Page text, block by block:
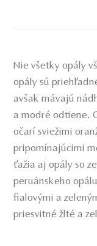
Nie všetky opály
opály sú
avšak mávajú
a modré odtiene.
očarí sviežimi
pripomínajúcimi
ťažia aj opály so
peruánskeho
fialovými a
priesvitné žlté a